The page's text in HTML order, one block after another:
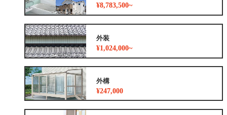
¥8,783,500~
外装
¥1,024,000~
外構
¥247,000